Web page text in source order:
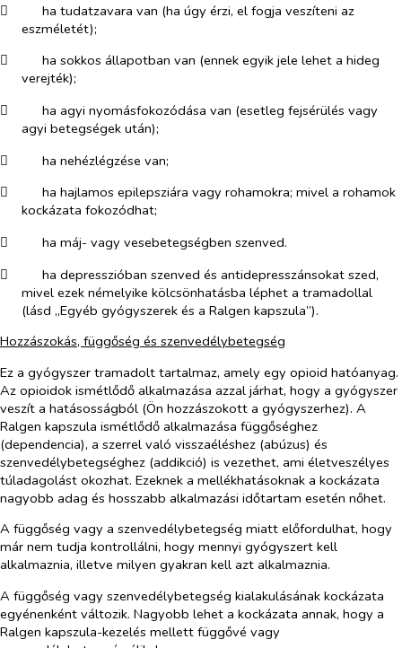
​
ha tudatzavara van (ha úgy érzi, el fogja veszíteni az
eszméletét);
​
ha sokkos állapotban van (ennek egyik jele lehet a hideg
verejték);
​
ha agyi nyomásfokozódása van (esetleg fejsérülés vagy
agyi betegségek után);
​
ha nehézlégzése van;
​
ha hajlamos epilepsziára vagy rohamokra; mivel a rohamok
kockázata fokozódhat;
​
ha máj- vagy vesebetegségben szenved.
​
ha depresszióban szenved és antidepresszánsokat szed,
mivel ezek némelyike kölcsönhatásba léphet a tramadollal
(lásd „Egyéb gyógyszerek és a Ralgen kapszula”).
Hozzászokás, függőség és szenvedélybetegség
Ez a gyógyszer tramadolt tartalmaz, amely egy opioid hatóanyag.
Az opioidok ismétlődő alkalmazása azzal járhat, hogy a gyógyszer
veszít a hatásosságból (Ön hozzászokott a gyógyszerhez). A
Ralgen kapszula ismétlődő alkalmazása függőséghez
(dependencia), a szerrel való visszaéléshez (abúzus) és
szenvedélybetegséghez (addikció) is vezethet, ami életveszélyes
túladagolást okozhat. Ezeknek a mellékhatásoknak a kockázata
nagyobb adag és hosszabb alkalmazási időtartam esetén nőhet.
A függőség vagy a szenvedélybetegség miatt előfordulhat, hogy
már nem tudja kontrollálni, hogy mennyi gyógyszert kell
alkalmaznia, illetve milyen gyakran kell azt alkalmaznia.
A függőség vagy szenvedélybetegség kialakulásának kockázata
egyénenként változik. Nagyobb lehet a kockázata annak, hogy a
Ralgen kapszula-kezelés mellett függővé vagy